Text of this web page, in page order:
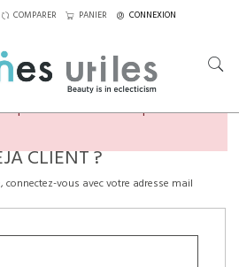
COMPARER PANIER CONNEXION
ou vous connecter pour
CLIENT ?
connectez-vous avec votre adresse mail